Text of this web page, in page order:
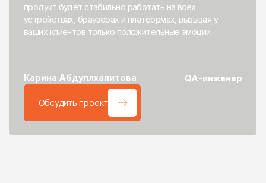
продукт будет стабильно работать на всех
устройствах, браузерах и платформах, вызывая у
ваших клиентов только положительные эмоции.
Карина Абдуллхалитова QA-инженер
Обсудить проект